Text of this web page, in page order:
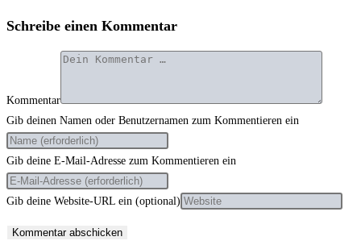
Schreibe einen Kommentar
Kommentar
Gib deinen Namen oder Benutzernamen zum Kommentieren ein
Gib deine E-Mail-Adresse zum Kommentieren ein
Gib deine Website-URL ein (optional)